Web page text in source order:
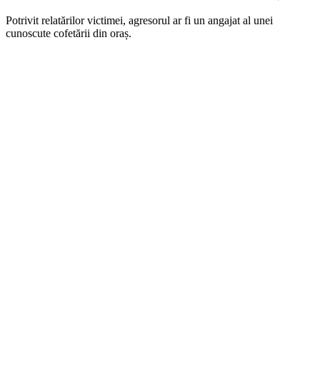
Potrivit relatărilor victimei, agresorul ar fi un angajat al unei
cunoscute cofetării din oraș.